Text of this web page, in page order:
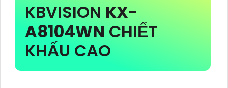
KBVISIONKX-
A8104WNCHIẾT
KHẤU CAO